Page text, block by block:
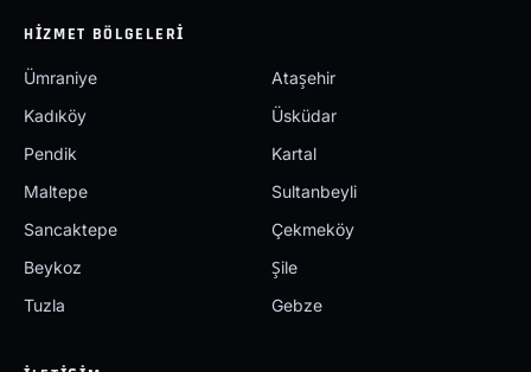
HIZMET BÖLGELERI
Ümraniye
Ataşehir
Kadıköy
Üsküdar
Pendik
Kartal
Maltepe
Sultanbeyli
Sancaktepe
Çekmeköy
Beykoz
Şile
Tuzla
Gebze